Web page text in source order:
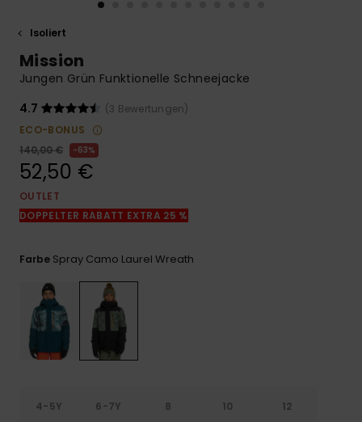
Finden Sie
die häufigsten
Fragen sowie
Isoliert
Mission
Jungen Grün Funktionelle Schneejacke
4.7
(3 Bewertungen)
ECO-BONUS
140,00 €
63%
52,50 €
OUTLET
DOPPELTER RABATT EXTRA 25 %
Farbe Spray Camo Laurel Wreath
4-5Y 6-7Y 8 10 12